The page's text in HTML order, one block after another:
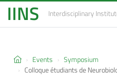
IINS Interdisciplinary
Events
Symposium
Colloque étudiants de